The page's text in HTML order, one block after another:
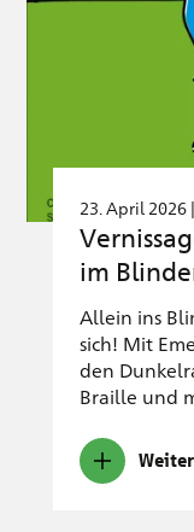
23. April 2026
im
Allein ins
sich! Mit
den
Braille und